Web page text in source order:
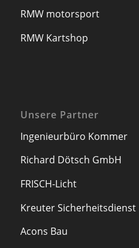
RMW motorsport
RMW Kartshop
Unsere Partner
Ingenieurbüro Kommer
Richard Dötsch GmbH
FRISCH-Licht
Kreuter Sicherheitsdienst
Acons Bau